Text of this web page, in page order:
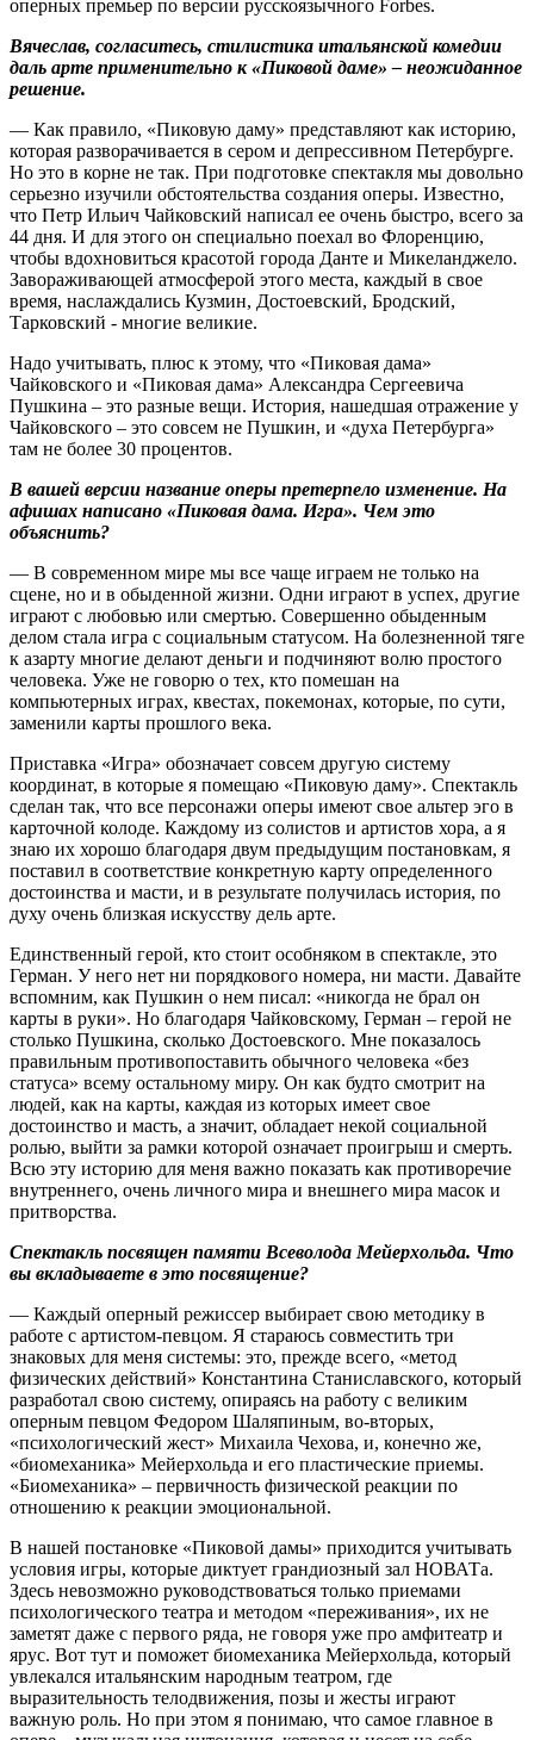
оперных премьер по версии русскоязычного Forbes.
Вячеслав, согласитесь, стилистика итальянской комедии
даль арте применительно к «Пиковой даме» – неожиданное
решение.
— Как правило, «Пиковую даму» представляют как историю,
которая разворачивается в сером и депрессивном Петербурге.
Но это в корне не так. При подготовке спектакля мы довольно
серьезно изучили обстоятельства создания оперы. Известно,
что Петр Ильич Чайковский написал ее очень быстро, всего за
44 дня. И для этого он специально поехал во Флоренцию,
чтобы вдохновиться красотой города Данте и Микеланджело.
Завораживающей атмосферой этого места, каждый в свое
время, наслаждались Кузмин, Достоевский, Бродский,
Тарковский - многие великие.
Надо учитывать, плюс к этому, что «Пиковая дама»
Чайковского и «Пиковая дама» Александра Сергеевича
Пушкина – это разные вещи. История, нашедшая отражение у
Чайковского – это совсем не Пушкин, и «духа Петербурга»
там не более 30 процентов.
В вашей версии название оперы претерпело изменение. На
афишах написано «Пиковая дама. Игра». Чем это
объяснить?
— В современном мире мы все чаще играем не только на
сцене, но и в обыденной жизни. Одни играют в успех, другие
играют с любовью или смертью. Совершенно обыденным
делом стала игра с социальным статусом. На болезненной тяге
к азарту многие делают деньги и подчиняют волю простого
человека. Уже не говорю о тех, кто помешан на
компьютерных играх, квестах, покемонах, которые, по сути,
заменили карты прошлого века.
Приставка «Игра» обозначает совсем другую систему
координат, в которые я помещаю «Пиковую даму». Спектакль
сделан так, что все персонажи оперы имеют свое альтер эго в
карточной колоде. Каждому из солистов и артистов хора, а я
знаю их хорошо благодаря двум предыдущим постановкам, я
поставил в соответствие конкретную карту определенного
достоинства и масти, и в результате получилась история, по
духу очень близкая искусству дель арте.
Единственный герой, кто стоит особняком в спектакле, это
Герман. У него нет ни порядкового номера, ни масти. Давайте
вспомним, как Пушкин о нем писал: «никогда не брал он
карты в руки». Но благодаря Чайковскому, Герман – герой не
столько Пушкина, сколько Достоевского. Мне показалось
правильным противопоставить обычного человека «без
статуса» всему остальному миру. Он как будто смотрит на
людей, как на карты, каждая из которых имеет свое
достоинство и масть, а значит, обладает некой социальной
ролью, выйти за рамки которой означает проигрыш и смерть.
Всю эту историю для меня важно показать как противоречие
внутреннего, очень личного мира и внешнего мира масок и
притворства.
Спектакль посвящен памяти Всеволода Мейерхольда. Что
вы вкладываете в это посвящение?
— Каждый оперный режиссер выбирает свою методику в
работе с артистом-певцом. Я стараюсь совместить три
знаковых для меня системы: это, прежде всего, «метод
физических действий» Константина Станиславского, который
разработал свою систему, опираясь на работу с великим
оперным певцом Федором Шаляпиным, во-вторых,
«психологический жест» Михаила Чехова, и, конечно же,
«биомеханика» Мейерхольда и его пластические приемы.
«Биомеханика» – первичность физической реакции по
отношению к реакции эмоциональной.
В нашей постановке «Пиковой дамы» приходится учитывать
условия игры, которые диктует грандиозный зал НОВАТа.
Здесь невозможно руководствоваться только приемами
психологического театра и методом «переживания», их не
заметят даже с первого ряда, не говоря уже про амфитеатр и
ярус. Вот тут и поможет биомеханика Мейерхольда, который
увлекался итальянским народным театром, где
выразительность телодвижения, позы и жесты играют
важную роль. Но при этом я понимаю, что самое главное в